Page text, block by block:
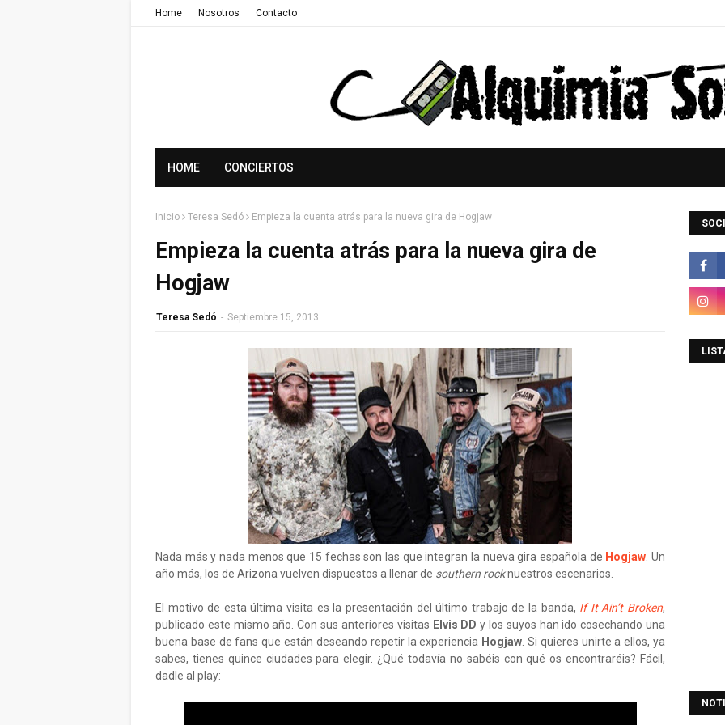
Home Nosotros Contacto
HOME CONCIERTOS
Inicio Teresa Sedó Empieza la cuenta atrás para la nueva gira de Hogjaw
Empieza la cuenta atrás para la nueva gira de
Hogjaw
Teresa Sedó - Septiembre 15, 2013
Nada más y nada menos que 15 fechas son las que integran la nueva gira española de Hogjaw . Un
año más, los de Arizona vuelven dispuestos a llenar de southern rocknuestros escenarios.
El motivo de esta última visita es la presentación del último trabajo de la banda, If It Ain’t Broken,
publicado este mismo año. Con sus anteriores visitas Elvis DD y los suyos han ido cosechando una
buena base de fans que están deseando repetir la experiencia Hogjaw . Si quieres unirte a ellos, ya
sabes, tienes quince ciudades para elegir. ¿Qué todavía no sabéis con qué os encontraréis? Fácil,
dadle al play: